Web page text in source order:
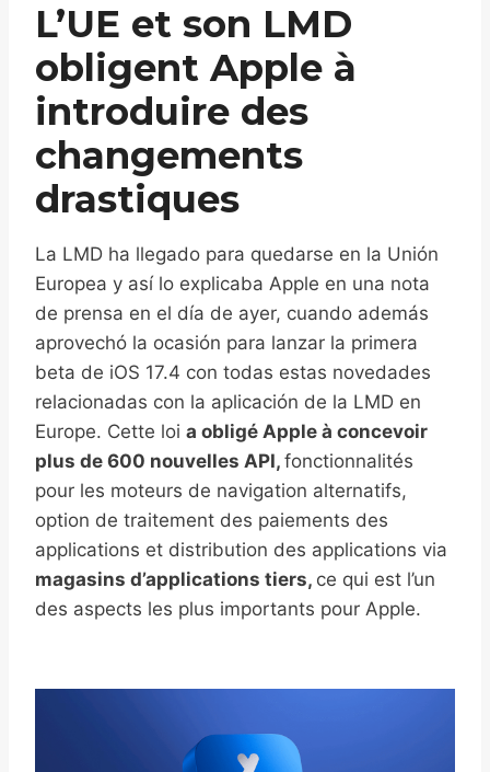
L’UE et son LMD
obligent Apple à
introduire des
changements
drastiques
La LMD ha llegado para quedarse en la Unión
Europea y así lo explicaba Apple en una nota
de prensa en el día de ayer, cuando además
aprovechó la ocasión para lanzar la primera
beta de iOS 17.4 con todas estas novedades
relacionadas con la aplicación de la LMD en
Europe. Cette loi a obligé Apple à concevoir
plus de 600 nouvelles API, fonctionnalités
pour les moteurs de navigation alternatifs,
option de traitement des paiements des
applications et distribution des applications via
magasins d’applications tiers, ce qui est l’un
des aspects les plus importants pour Apple.